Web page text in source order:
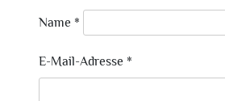
Name *
E-Mail-Adresse *